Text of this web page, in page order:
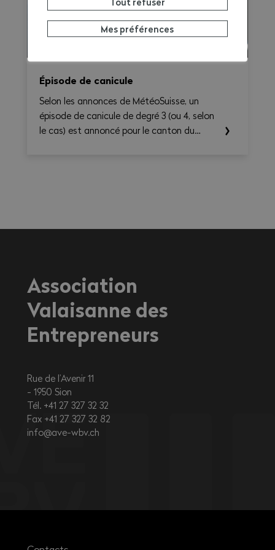
Épisode de canicule
Selon les annonces de MétéoSuisse, un
épisode de canicule de degré 3 (ou 4, selon
le cas) est annoncé pour le canton du
fortement exposés à la chaleur.
Association
Valaisanne des
Entrepreneurs
Rue de l’Avenir 11
1950 Sion
Tél. +41 27 327 32 32
Fax +41 27 327 32 82
info@ave-wbv.ch
Mes préférences